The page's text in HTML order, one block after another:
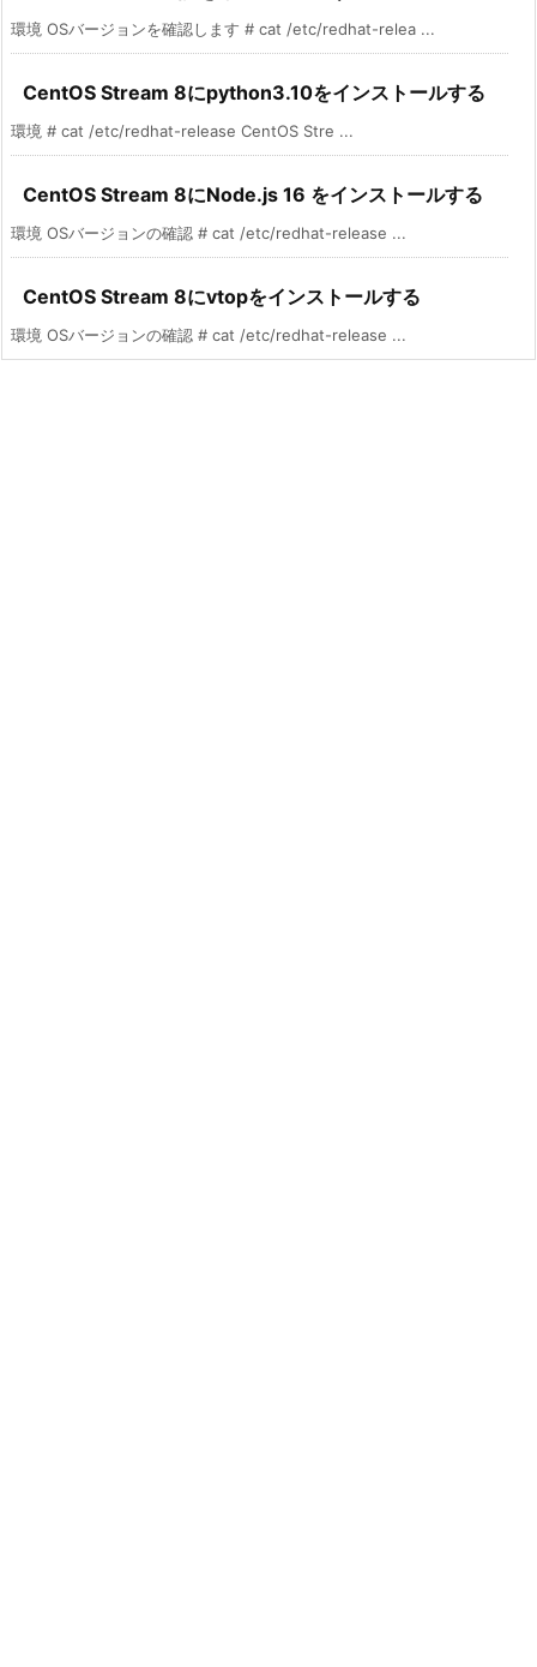
環境 OSバージョンを確認します # cat /etc/redhat-relea ...
CentOS Stream 8にpython3.10をインストールする
環境 # cat /etc/redhat-release CentOS Stre ...
CentOS Stream 8にNode.js 16 をインストールする
環境 OSバージョンの確認 # cat /etc/redhat-release ...
CentOS Stream 8にvtopをインストールする
環境 OSバージョンの確認 # cat /etc/redhat-release ...